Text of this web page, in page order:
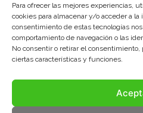
Para ofrecer las mejores experiencias,
cookies para almacenar y/o acceder a
consentimiento de estas tecnologías
comportamiento de navegación o las
No consentir o retirar el
ciertas características y funciones.